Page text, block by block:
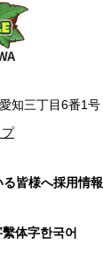
知三丁目6番1号
る皆様へ採用情報
繫体字한국어